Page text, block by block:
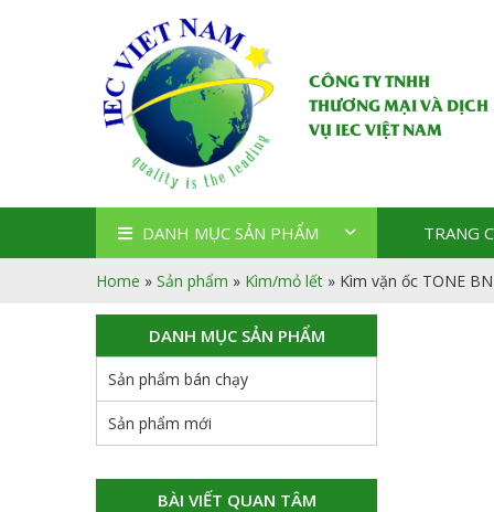
CÔNG TY TNHH
THƯƠNG MẠI VÀ DỊCH
VỤ IEC VIỆT NAM
DANH MỤC SẢN PHẨM TRANG
Home » Sản phẩm » Kìm/mỏ lết » Kìm vặn ốc TONE
DANH MỤC SẢN PHẨM
Sản phẩm bán chạy
Sản phẩm mới
BÀI VIẾT QUAN TÂM